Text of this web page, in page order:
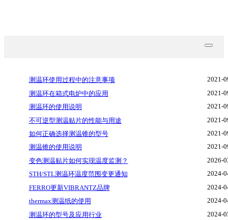
测温环使用过程中的注意事项
2021-
测温环在箱式电炉中的应用
2021-
测温环的使用说明
2021-
不可逆型测温贴片的性能与用途
2021-
如何正确选择测温锥的型号
2021-
测温锥的使用说明
2021-
变色测温贴片如何实现温度监测？
2026-
STH/STL测温环温度范围变更通知
2024-
FERRO更新VIBRANTZ品牌
2024-
thermax测温纸的使用
2024-
测温环的型号及应用行业
2024-